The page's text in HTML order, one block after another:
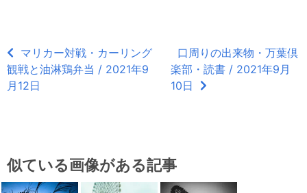
マリカー対戦・カーリング
観戦と油淋鶏弁当 / 2021年9
月12日
口周りの出来物・万葉倶
楽部・読書 / 2021年9月
10日
似ている画像がある記事